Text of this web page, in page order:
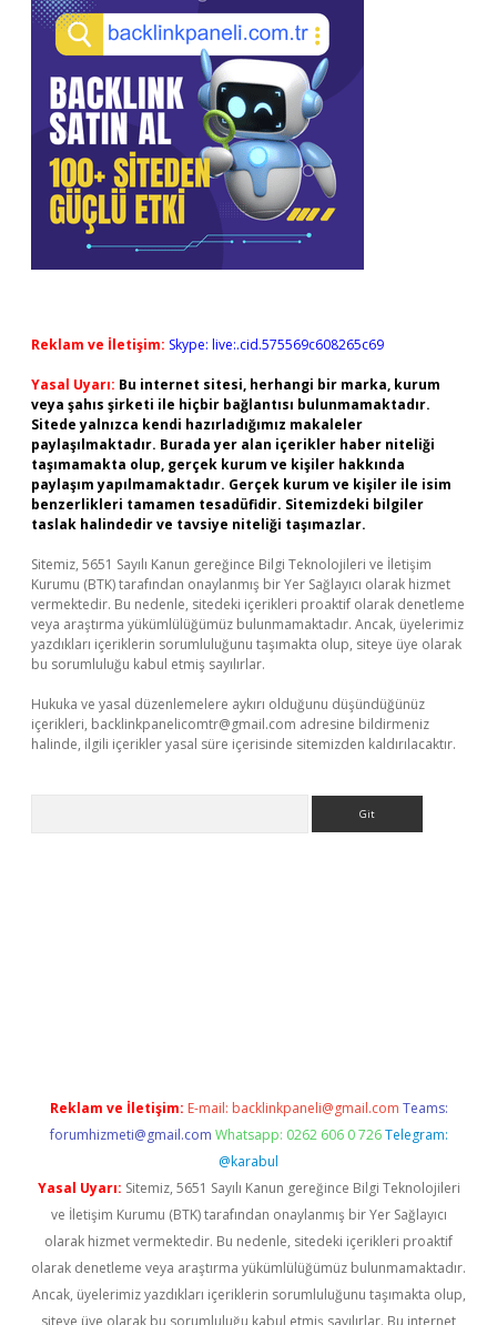
Reklam ve İletişim: Skype: live:.cid.575569c608265c69
Yasal Uyarı: Bu internet sitesi, herhangi bir marka, kurum
veya şahıs şirketi ile hiçbir bağlantısı bulunmamaktadır.
Sitede yalnızca kendi hazırladığımız makaleler
paylaşılmaktadır. Burada yer alan içerikler haber niteliği
taşımamakta olup, gerçek kurum ve kişiler hakkında
paylaşım yapılmamaktadır. Gerçek kurum ve kişiler ile isim
benzerlikleri tamamen tesadüfidir. Sitemizdeki bilgiler
taslak halindedir ve tavsiye niteliği taşımazlar.
Sitemiz, 5651 Sayılı Kanun gereğince Bilgi Teknolojileri ve İletişim
Kurumu (BTK) tarafından onaylanmış bir Yer Sağlayıcı olarak hizmet
vermektedir. Bu nedenle, sitedeki içerikleri proaktif olarak denetleme
veya araştırma yükümlülüğümüz bulunmamaktadır. Ancak, üyelerimiz
yazdıkları içeriklerin sorumluluğunu taşımakta olup, siteye üye olarak
bu sorumluluğu kabul etmiş sayılırlar.
Hukuka ve yasal düzenlemelere aykırı olduğunu düşündüğünüz
içerikleri, backlinkpanelicomtr@gmail.com adresine bildirmeniz
halinde, ilgili içerikler yasal süre içerisinde sitemizden kaldırılacaktır.
Reklam ve İletişim: E-mail: backlinkpaneli@gmail.com Teams:
forumhizmeti@gmail.com Whatsapp: 0262 606 0 726 Telegram:
@karabul
Yasal Uyarı: Sitemiz, 5651 Sayılı Kanun gereğince Bilgi Teknolojileri
ve İletişim Kurumu (BTK) tarafından onaylanmış bir Yer Sağlayıcı
olarak hizmet vermektedir. Bu nedenle, sitedeki içerikleri proaktif
olarak denetleme veya araştırma yükümlülüğümüz bulunmamaktadır.
Ancak, üyelerimiz yazdıkları içeriklerin sorumluluğunu taşımakta olup,
siteye üye olarak bu sorumluluğu kabul etmiş sayılırlar. Bu internet